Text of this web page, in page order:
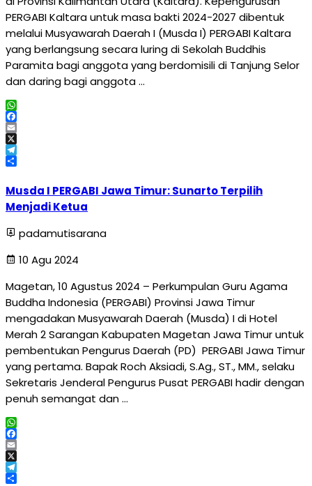
PERGABI Kaltara untuk masa bakti 2024-2027 dibentuk
melalui Musyawarah Daerah I (Musda I) PERGABI Kaltara
yang berlangsung secara luring di Sekolah Buddhis
Paramita bagi anggota yang berdomisili di Tanjung Selor
dan daring bagi anggota …
WhatsApp
Facebook
Email
X
Telegram
Musda I PERGABI Jawa Timur: Sunarto Terpilih
Menjadi Ketua
padamutisarana
10 Agu 2024
Magetan, 10 Agustus 2024 – Perkumpulan Guru Agama
Buddha Indonesia (PERGABI) Provinsi Jawa Timur
mengadakan Musyawarah Daerah (Musda) I di Hotel
Merah 2 Sarangan Kabupaten Magetan Jawa Timur untuk
pembentukan Pengurus Daerah (PD) PERGABI Jawa Timur
yang pertama. Bapak Roch Aksiadi, S.Ag., ST., MM., selaku
Sekretaris Jenderal Pengurus Pusat PERGABI hadir dengan
penuh semangat dan …
WhatsApp
Facebook
Email
X
Telegram